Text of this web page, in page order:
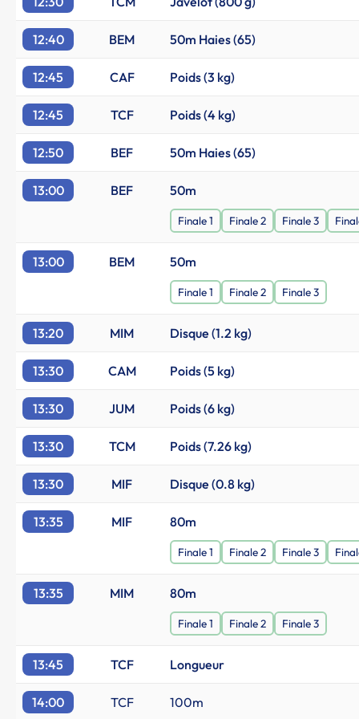
12:40 BEM 50m Haies (65)
12:45 CAF Poids (3 kg)
12:45 TCF Poids (4 kg)
12:50 BEF 50m Haies (65)
13:00 BEF 50m
Finale 1 Finale 2 Finale 3
13:00 BEM 50m
Finale 1 Finale 2 Finale 3
13:20 MIM Disque (1.2 kg)
13:30 CAM Poids (5 kg)
13:30 JUM Poids (6 kg)
13:30 TCM Poids (7.26 kg)
13:30 MIF Disque (0.8 kg)
13:35 MIF 80m
Finale 1 Finale 2 Finale 3
13:35 MIM 80m
Finale 1 Finale 2 Finale 3
13:45 TCF Longueur
14:00 TCF 100m